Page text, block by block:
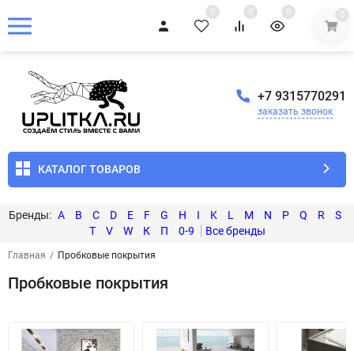
0 0 0 0
+7 9315770291
заказать звонок
КАТАЛОГ ТОВАРОВ
A B C D E F G H I K L M N P Q R
S
T
V W К П 0-9
Главная / Пробковые покрытия
Пробковые покрытия